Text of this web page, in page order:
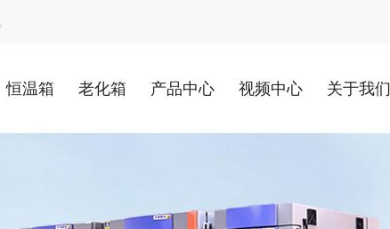
恒温箱 老化箱 产品中心 视频中心 关于我们